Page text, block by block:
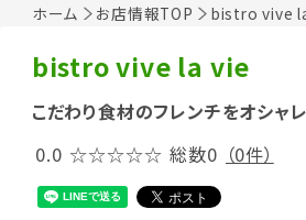
ホーム お店情報TOP bistro vive
bistro vive la vie
こだわり食材のフレンチをオシャ
0.0 ☆☆☆☆☆ 総数0 （0件）